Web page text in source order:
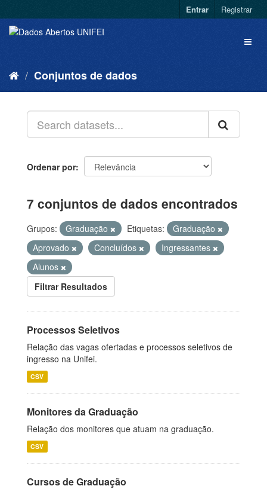
Entrar Registrar
Conjuntos de dados
Ordenar por
7 conjuntos de dados encontrados
Grupos: Graduação Etiquetas:
Graduação
Aprovado
Concluídos
Ingressantes
Alunos
Filtrar Resultados
Processos Seletivos
Relação das vagas ofertadas e processos seletivos de
ingresso na Unifei.
CSV
Monitores da Graduação
Relação dos monitores que atuam na graduação.
CSV
Cursos de Graduação